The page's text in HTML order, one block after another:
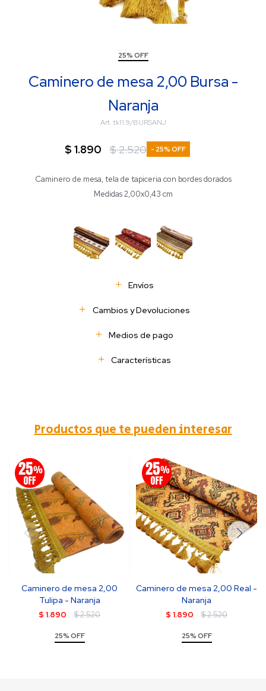
25% OFF
Caminero de mesa 2,00 Bursa -
Naranja
tk11.9/BURSANJ
$ 1.890 $2.520 25
Caminero de mesa, tela de tapiceria con bordes dorados
Medidas 2,00x0,43 cm
Envíos
Cambios y Devoluciones
Medios de pago
Características
Productos que te pueden interesar
Caminero de mesa 2,00
Tulipa - Naranja
$ 1.890 $2.520
25% OFF
Caminero de mesa 2,00 Real -
Naranja
$ 1.890 $2.520
25% OFF